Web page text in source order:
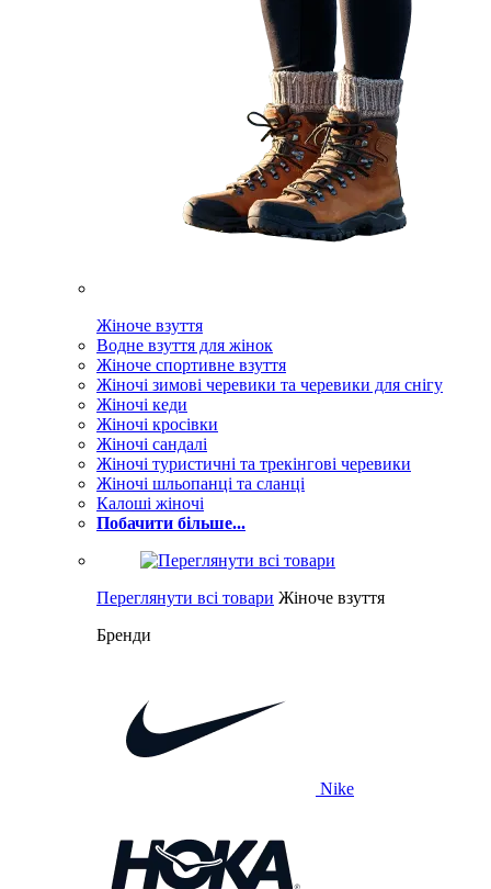
Жіноче взуття
Водне взуття для жінок
Жіноче спортивне взуття
Жіночі зимові черевики та черевики для снігу
Жіночі кеди
Жіночі кросівки
Жіночі сандалі
Жіночі туристичні та трекінгові черевики
Жіночі шльопанці та сланці
Калоші жіночі
Побачити більше...
Переглянути всі товари Жіноче взуття
Бренди
Nike